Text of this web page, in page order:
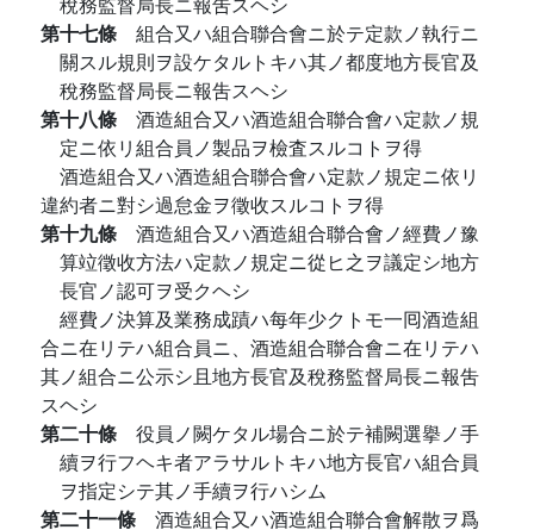
第十七條 組合又ハ組合聯合會ニ於テ定款ノ執行ニ
關スル規則ヲ設ケタルトキハ其ノ都度地方長官及
稅務監督局長ニ報吿スヘシ
第十八條 酒造組合又ハ酒造組合聯合會ハ定款ノ規
定ニ依リ組合員ノ製品ヲ檢査スルコトヲ得
酒造組合又ハ酒造組合聯合會ハ定款ノ規定ニ依リ
違約者ニ對シ過怠金ヲ徵收スルコトヲ得
第十九條 酒造組合又ハ酒造組合聯合會ノ經費ノ豫
算竝徵收方法ハ定款ノ規定ニ從ヒ之ヲ議定シ地方
長官ノ認可ヲ受クヘシ
經費ノ決算及業務成蹟ハ每年少クトモ一囘酒造組
合ニ在リテハ組合員ニ、酒造組合聯合會ニ在リテハ
其ノ組合ニ公示シ且地方長官及稅務監督局長ニ報吿
スヘシ
第二十條 役員ノ闕ケタル場合ニ於テ補闕選擧ノ手
續ヲ行フヘキ者アラサルトキハ地方長官ハ組合員
ヲ指定シテ其ノ手續ヲ行ハシム
第二十一條 酒造組合又ハ酒造組合聯合會解散ヲ爲